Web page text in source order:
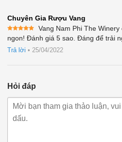
Chuyên Gia Rượu Vang
Được xếp
hạng5 5
sao
Vang Nam Phi The
ngon! Đánh giá 5 sao. Đáng để trải
Trả lời • 25/04/2022
Hỏi đáp